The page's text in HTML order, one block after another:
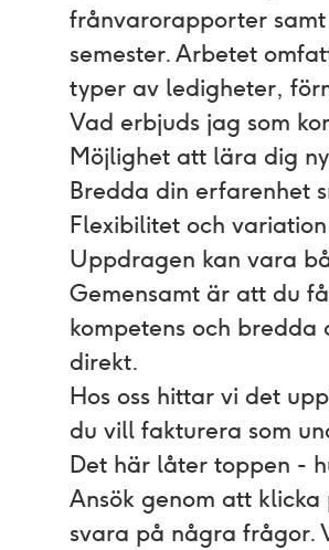
frånvarorapporter
semester. Arbetet
typer av ledigheter,
Vad erbjuds jag som
Möjlighet att lära dig
Bredda din erfarenhet
Flexibilitet och
Uppdragen kan vara
Gemensamt är att du
kompetens och
direkt.
Hos oss hittar vi det
du vill fakturera som
Det här låter toppen -
Ansök genom att
svara på några frågor.